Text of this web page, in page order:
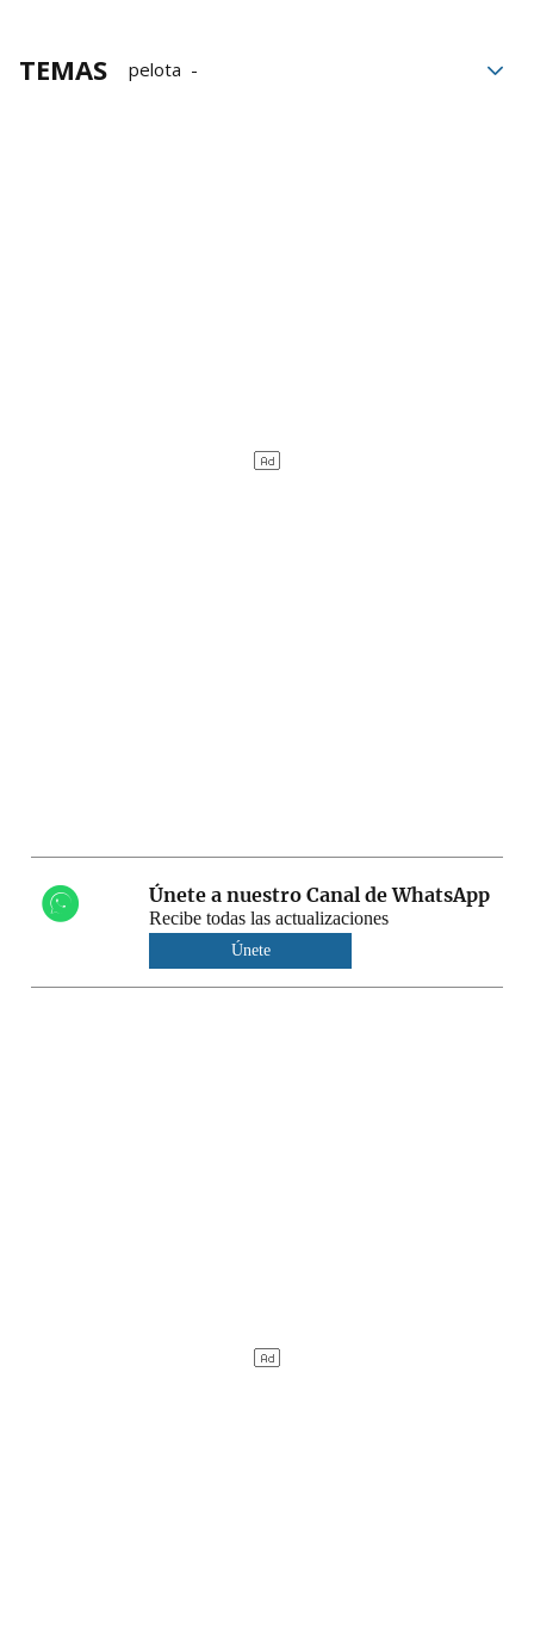
TEMAS
pelota
Únete a nuestro Canal de WhatsApp
Recibe todas las actualizaciones
Únete